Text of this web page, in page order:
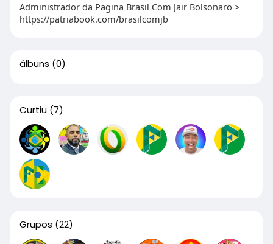
Administrador da Pagina Brasil Com Jair Bolsonaro >
https://patriabook.com/brasilcomjb
álbuns (0)
Curtiu (7)
Grupos (22)